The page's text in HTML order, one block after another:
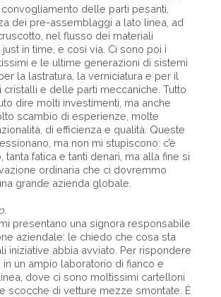
delle parti pesanti,
dei pre-assemblaggi a lato linea, ad
nel flusso dei materiali
in time, e così via. Ci sono poi i
e le ultime generazioni di sistemi
la lastratura, la verniciatura e per il
cristalli e delle parti meccaniche. Tutto
dire molti investimenti, ma anche
scambio di esperienze, molte
di efficienza e qualità. Queste
ma non mi stupiscono: c’è
tanta fatica e tanti denari, ma alla fine si
ordinaria che ci dovremmo
grande azienda globale.
presentano una signora responsabile
aziendale: le chiedo che cosa sta
iniziative abbia avviato. Per rispondere
un ampio laboratorio di fianco e
dove ci sono moltissimi cartelloni
scocche di vetture mezze smontate. È